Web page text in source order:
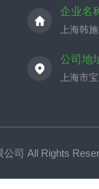
企业名
上海韩
公司地
上海市
公司 All Rights